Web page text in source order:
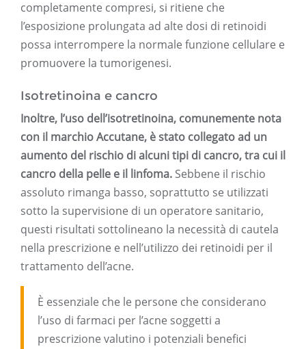
completamente compresi, si ritiene che
l’esposizione prolungata ad alte dosi di retinoidi
possa interrompere la normale funzione cellulare e
promuovere la tumorigenesi.
Isotretinoina e cancro
Inoltre, l’uso dell’isotretinoina, comunemente nota
con il marchio Accutane, è stato collegato ad un
aumento del rischio di alcuni tipi di cancro, tra cui il
cancro della pelle e il linfoma. Sebbene il rischio
assoluto rimanga basso, soprattutto se utilizzati
sotto la supervisione di un operatore sanitario,
questi risultati sottolineano la necessità di cautela
nella prescrizione e nell’utilizzo dei retinoidi per il
trattamento dell’acne.
È essenziale che le persone che considerano
l’uso di farmaci per l’acne soggetti a
prescrizione valutino i potenziali benefici